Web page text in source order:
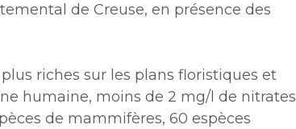
de Creuse, en présence des
riches sur les plans floristiques et
humaine, moins de 2 mg/l de nitrates
de mammifères, 60 espèces